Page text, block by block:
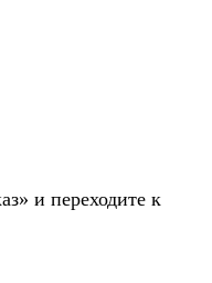
и переходите к